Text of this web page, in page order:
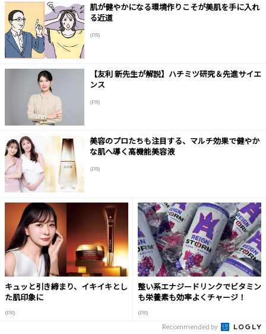
肌が健やかになる環境作りこそが美肌を手に入れ
る近道
(PR)
【友利 新先生が解説】ハチミツ研究＆先進サイエ
ンス
(PR)
美容のプロたちも注目する、マルチ効果で健やか
な肌へ導く高機能美容液
(PR)
キュッと引き締まり、イキイキとし
た肌印象に
(PR)
整い系エナジードリンクでビタミン
も栄養素も効率よくチャージ！
(PR)
Recommended by